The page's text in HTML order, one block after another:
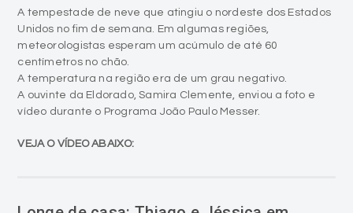
A tempestade de neve que atingiu o nordeste dos Estados
Unidos no fim de semana. Em algumas regiões,
meteorologistas esperam um acúmulo de até 60
centímetros no chão.
A temperatura na região era de um grau negativo.
A ouvinte da Eldorado, Samira Clemente, enviou a foto e
vídeo durante o Programa João Paulo Messer.
VEJA O VÍDEO ABAIXO: